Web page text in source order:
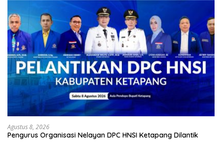
Agustus 8, 2026
Pengurus Organisasi Nelayan DPC HNSI Ketapang Dilantik